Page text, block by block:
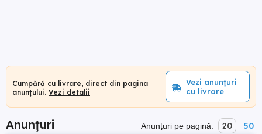
Cumpără cu livrare, direct din pagina
anunțului. Vezi detalii
Vezi anunțuri
cu livrare
Anunțuri Anunțuri pe pagină: 20 50